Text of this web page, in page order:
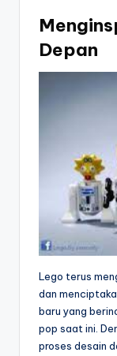
Depan
Lego terus
dan
baru yang
pop saat ini.
proses desain